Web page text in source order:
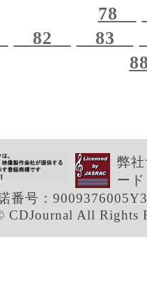
78
82
83
弊
ー
番号：
CDJournal All Rights